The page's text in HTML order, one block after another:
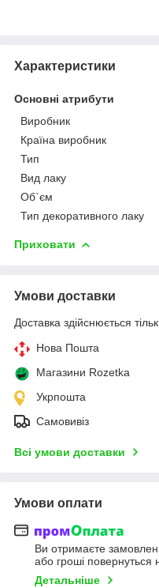
Характеристики
Основні атрибути
Виробник
Країна виробник
Тип
Вид лаку
Об`єм
Тип декоративного лаку
Приховати
Умови доставки
Доставка здійснюється
Нова Пошта
Магазини Rozetka
Укрпошта
Самовивіз
Всі умови доставки
Умови оплати
Ви отримаєте
або гроші повернуться
Детальніше